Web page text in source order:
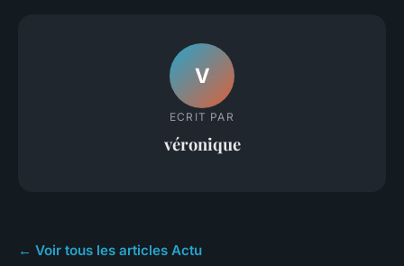
V
ECRIT PAR
véronique
← Voir tous les articles Actu